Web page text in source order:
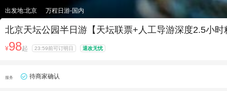
出发地:北京 万程日游-国内
北京天坛公园半日游【天坛联票+人工导游深度2.5小
¥98起 23:59前可订明日 退改无忧
服务 待商家确认